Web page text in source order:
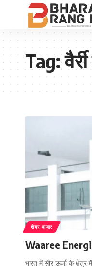
Tag:
शेयर बाजार
Waaree
भारत में सौर ऊर्जा के